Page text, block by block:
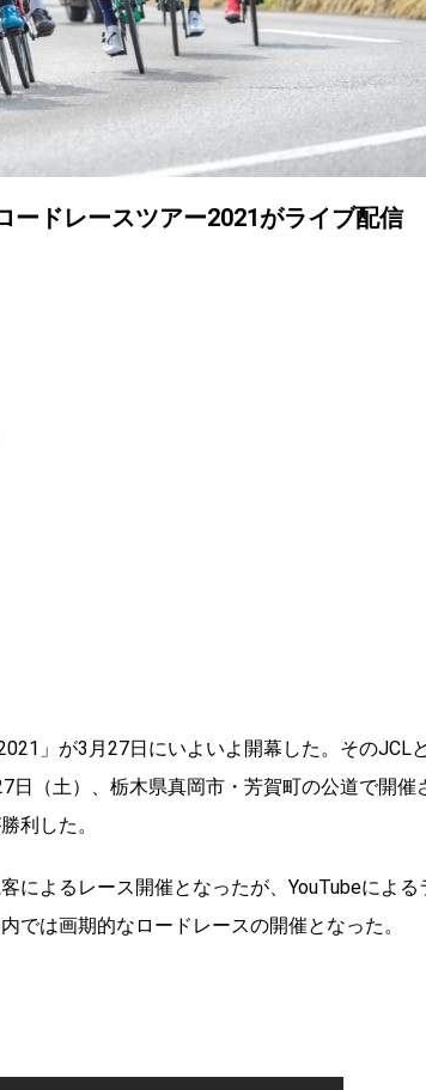
ドレースツアー2021がライブ配信
」が3月27日にいよいよ開幕した。そのJCL
日（土）、栃木県真岡市・芳賀町の公道で開催
利した。
によるレース開催となったが、YouTubeによる
では画期的なロードレースの開催となった。